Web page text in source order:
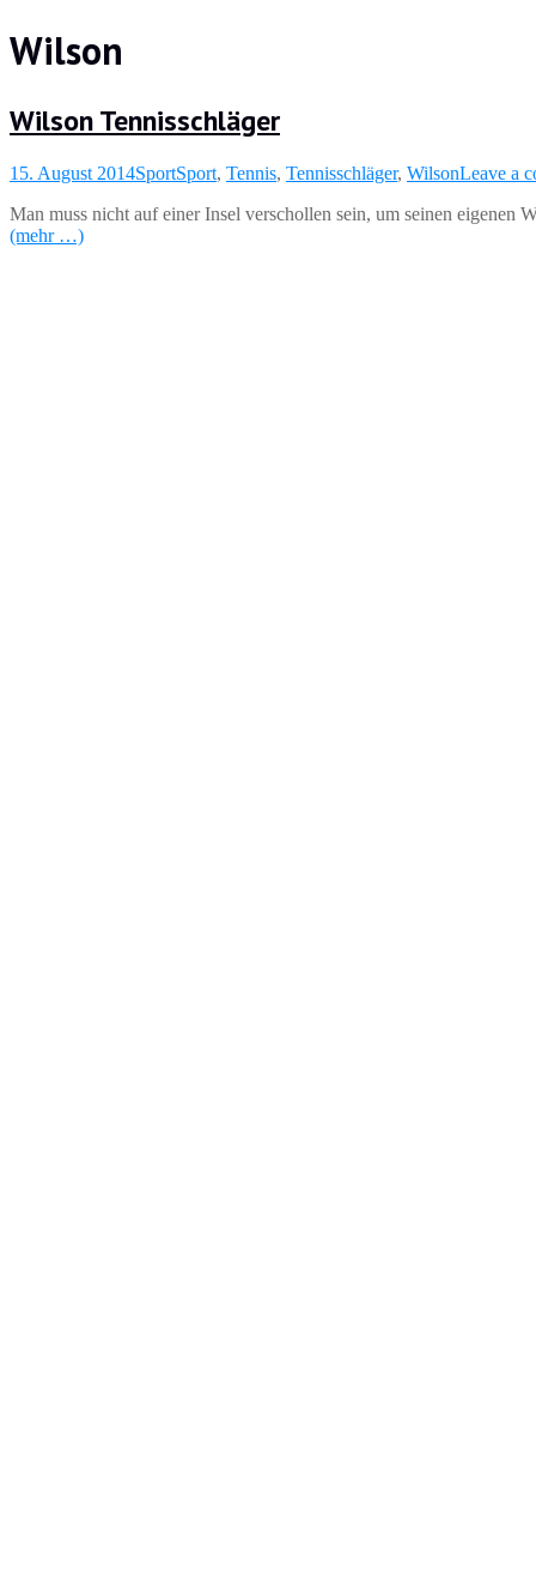
Wilson
Wilson Tennisschläger
15. August 2014SportSport, Tennis, Tennisschläger, WilsonLeave a
Man muss nicht auf einer Insel verschollen sein, um seinen
(mehr …)